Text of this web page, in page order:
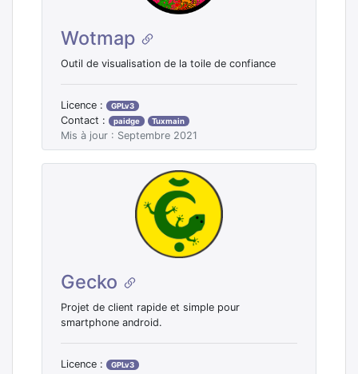
Wotmap
Outil de visualisation de la toile de confiance
Licence : GPLv3
Contact : paidge Tuxmain
Mis à jour : Septembre 2021
Gecko
Projet de client rapide et simple pour
smartphone android.
Licence : GPLv3